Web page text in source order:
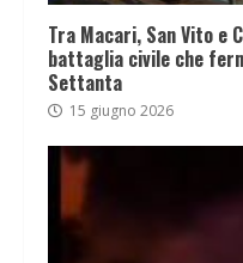
Tra Macari, San Vito e
battaglia civile che
Settanta
15 giugno 2026